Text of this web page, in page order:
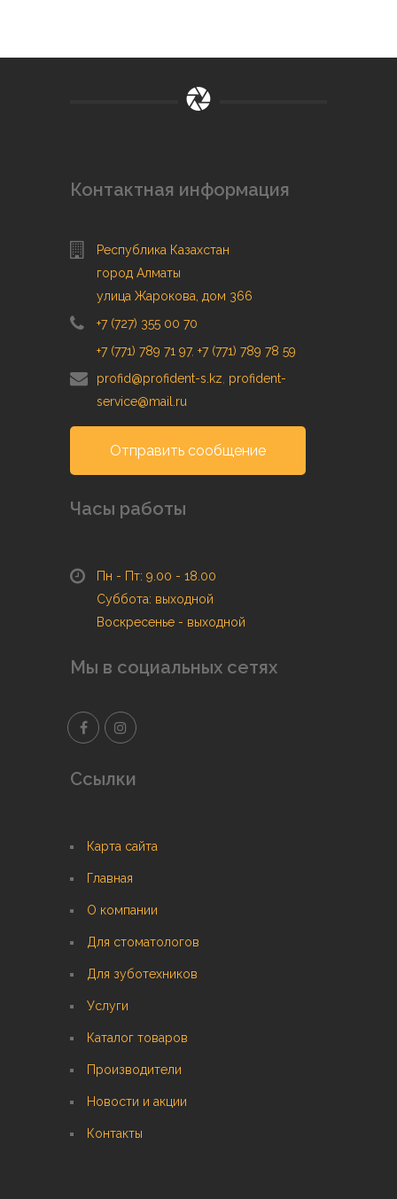
Контактная информация
Республика Казахстан
город Алматы
улица Жарокова, дом 366
+7 (727) 355 00 70
+7 (771) 789 71 97, +7 (771) 789 78 59
profid@profident-s.kz profident-
service@mail.ru
Отправить сообщение
Часы работы
Пн - Пт: 9.00 - 18.00
Суббота: выходной
Воскресенье - выходной
Мы в социальных сетях
Ссылки
Карта сайта
Главная
О компании
Для стоматологов
Для зуботехников
Услуги
Каталог товаров
Производители
Новости и акции
Контакты